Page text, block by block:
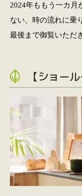
2024年ももう一カ月
ない、時の流れに乗
最後まで御覧いただ
【ショー